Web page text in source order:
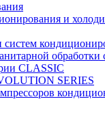
и
систем
CLASSIC
SERIES